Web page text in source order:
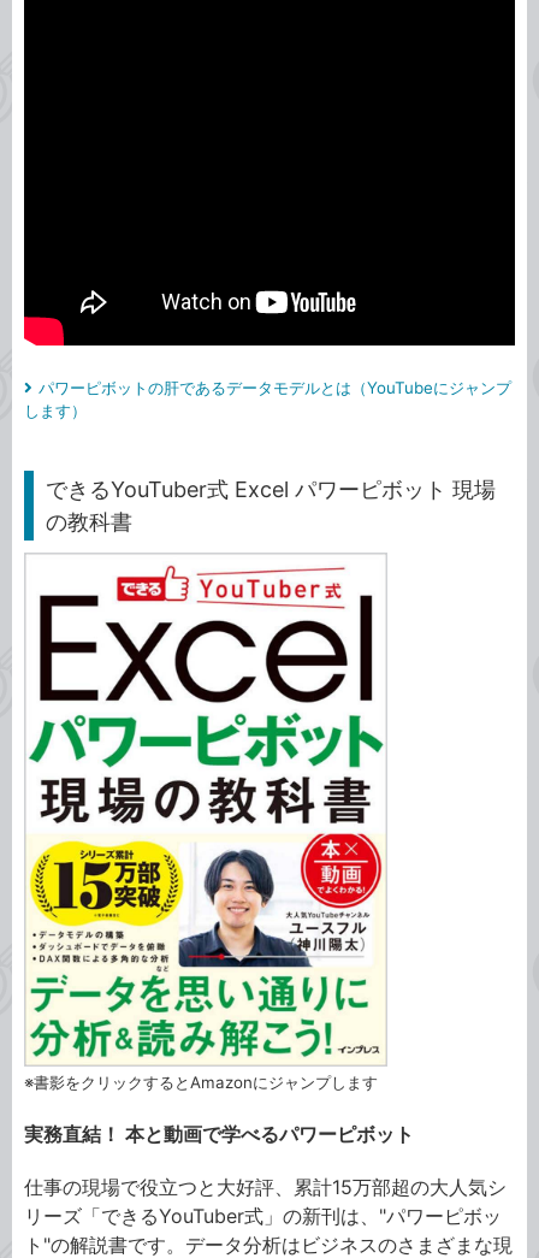
パワーピボットの肝であるデータモデルとは（YouTubeにジャンプ
します）
できるYouTuber式 Excel パワーピボット 現場
の教科書
※書影をクリックするとAmazonにジャンプします
実務直結！ 本と動画で学べるパワーピボット
仕事の現場で役立つと大好評、累計15万部超の大人気シ
リーズ「できるYouTuber式」の新刊は、"パワーピボッ
ト"の解説書です。データ分析はビジネスのさまざまな現